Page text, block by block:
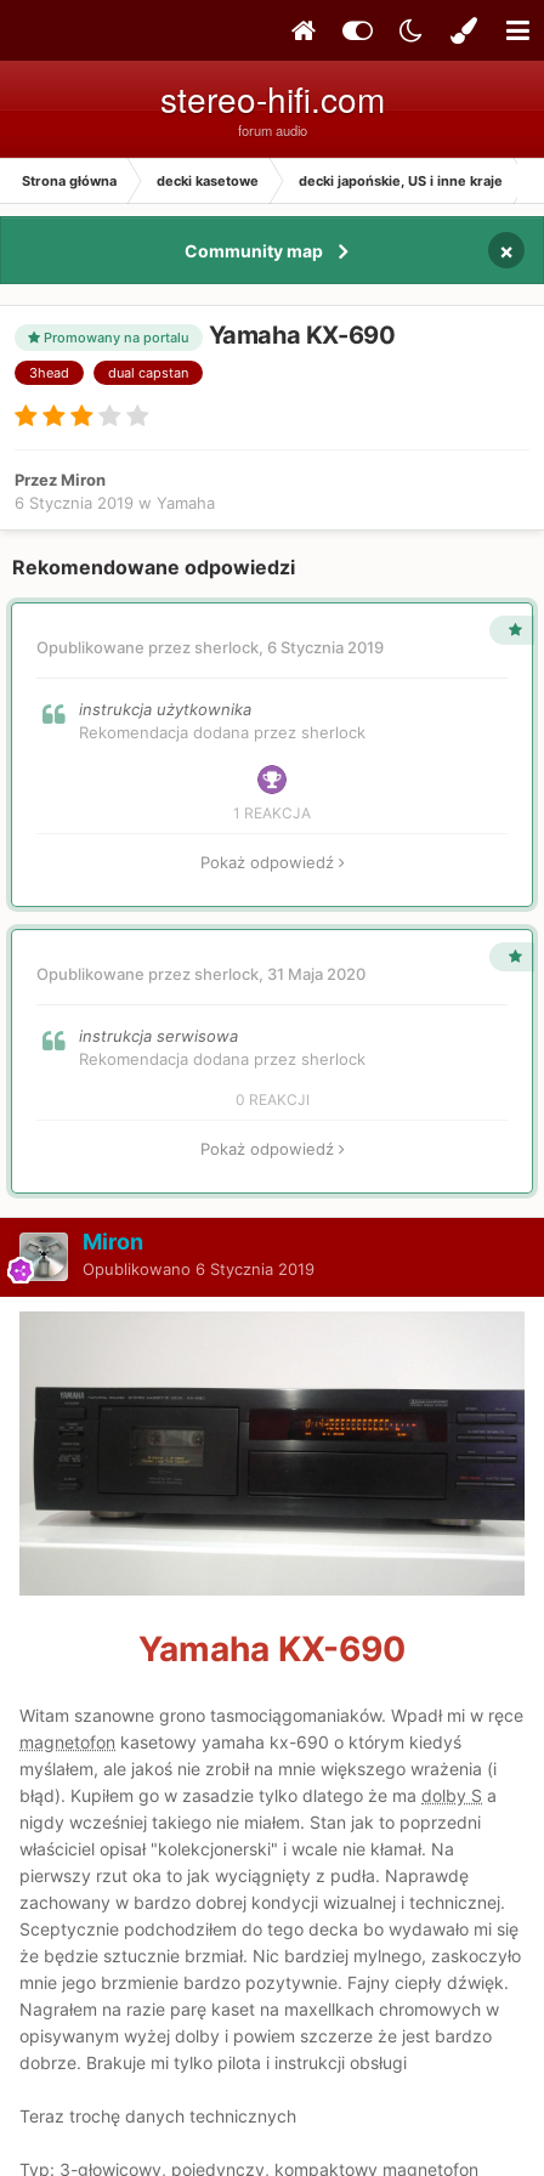
stereo-hifi.com
forum audio
Strona główna decki kasetowe decki japońskie, US i inne kraje
Community map ×
Promowany na portalu Yamaha KX-690
3head dual capstan
Przez Miron
6 Stycznia 2019 w Yamaha
Rekomendowane odpowiedzi
Opublikowane przez sherlock, 6 Stycznia 2019
instrukcja użytkownika
Rekomendacja dodana przez sherlock
1 REAKCJA
Pokaż odpowiedź
Opublikowane przez sherlock, 31 Maja 2020
instrukcja serwisowa
Rekomendacja dodana przez sherlock
0 REAKCJI
Pokaż odpowiedź
Miron
Opublikowano 6 Stycznia 2019
Yamaha KX-690
Witam szanowne grono tasmociągomaniaków. Wpadł mi w ręce
magnetofon kasetowy yamaha kx-690 o którym kiedyś
myślałem, ale jakoś nie zrobił na mnie większego wrażenia (i
błąd). Kupiłem go w zasadzie tylko dlatego że ma dolby S a
nigdy wcześniej takiego nie miałem. Stan jak to poprzedni
właściciel opisał "kolekcjonerski" i wcale nie kłamał. Na
pierwszy rzut oka to jak wyciągnięty z pudła. Naprawdę
zachowany w bardzo dobrej kondycji wizualnej i technicznej.
Sceptycznie podchodziłem do tego decka bo wydawało mi się
że będzie sztucznie brzmiał. Nic bardziej mylnego, zaskoczyło
mnie jego brzmienie bardzo pozytywnie. Fajny ciepły dźwięk.
Nagrałem na razie parę kaset na maxellkach chromowych w
opisywanym wyżej dolby i powiem szczerze że jest bardzo
dobrze. Brakuje mi tylko pilota i instrukcji obsługi
Teraz trochę danych technicznych
Typ: 3-głowicowy, pojedynczy, kompaktowy magnetofon